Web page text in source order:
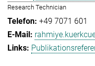
Research Technician
+49 7071 601